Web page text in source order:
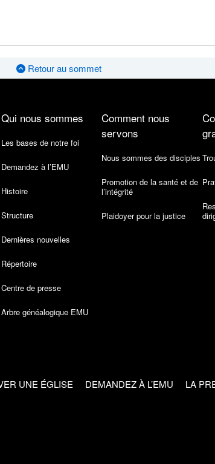
Retour au sommet
Qui nous sommes
Les bases de notre foi
Demandez à l’EMU
Histoire
Structure
Dernières nouvelles
Répertoire
Centre de presse
Arbre généalogique EMU
Comment nous
servons
Nous sommes des disciples
Promotion de la santé et de
l’intégrité
Plaidoyer pour la justice
UNE ÉGLISE DEMANDEZ À L’EMU LA